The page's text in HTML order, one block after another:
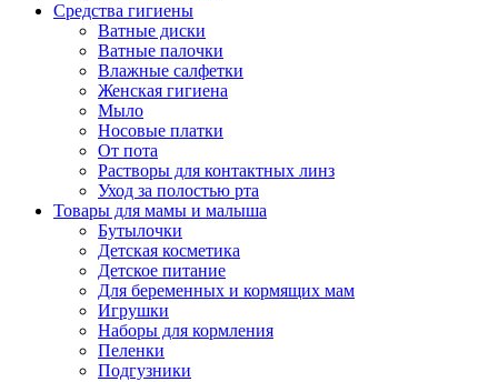
Средства гигиены
Ватные диски
Ватные палочки
Влажные салфетки
Женская гигиена
Мыло
Носовые платки
От пота
Растворы для контактных линз
Уход за полостью рта
Товары для мамы и малыша
Бутылочки
Детская косметика
Детское питание
Для беременных и кормящих мам
Игрушки
Наборы для кормления
Пеленки
Подгузники